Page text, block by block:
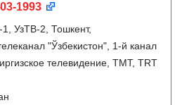
1993
УзТВ-2, Тошкент,
"Ўзбекистон", 1-й канал
телевидение, ТМТ, TRT